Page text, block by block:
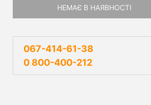
НЕМАЄ В НАЯВНОСТІ
067-414-61-38
0 800-400-212